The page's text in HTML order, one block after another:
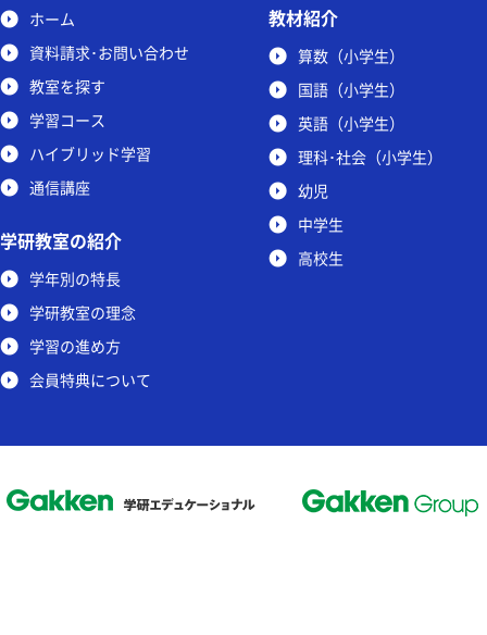
ホーム
資料請求･お問い合わせ
教室を探す
学習コース
ハイブリッド学習
通信講座
学研教室の紹介
学年別の特長
学研教室の理念
学習の進め方
会員特典について
教材紹介
算数（小学生）
国語（小学生）
英語（小学生）
理科･社会（小学生）
幼児
中学生
高校生